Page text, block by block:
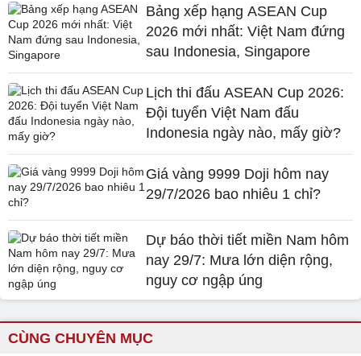
Bảng xếp hạng ASEAN Cup
2026 mới nhất: Việt Nam đứng
sau Indonesia, Singapore
Lịch thi đấu ASEAN Cup 2026:
Đội tuyển Việt Nam đấu
Indonesia ngày nào, mấy giờ?
Giá vàng 9999 Doji hôm nay
29/7/2026 bao nhiêu 1 chỉ?
Dự báo thời tiết miền Nam hôm
nay 29/7: Mưa lớn diện rộng,
nguy cơ ngập úng
CÙNG CHUYÊN MỤC